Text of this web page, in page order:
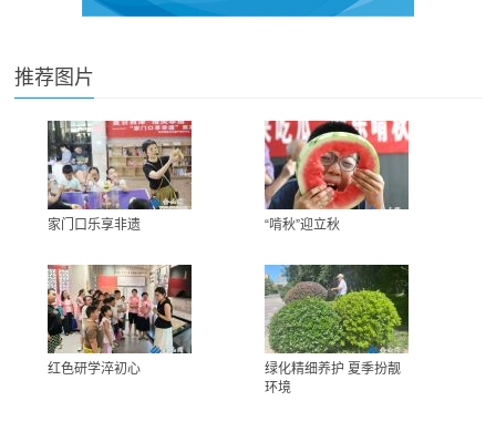
推荐图片
家门口乐享非遗 “啃秋”迎立秋
红色研学淬初心
绿化精细养护 夏季扮靓
环境